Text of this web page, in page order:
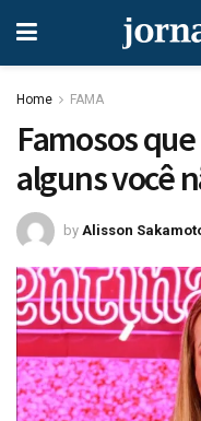
Home FAMA
Famosos
alguns você
by Alisson